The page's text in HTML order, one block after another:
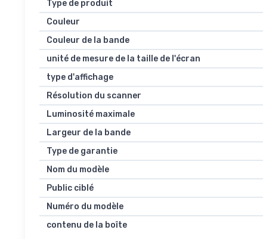
Type de produit
Couleur
Couleur de la bande
unité de mesure de la taille de l'écran
type d'affichage
Résolution du scanner
Luminosité maximale
Largeur de la bande
Type de garantie
Nom du modèle
Public ciblé
Numéro du modèle
contenu de la boîte